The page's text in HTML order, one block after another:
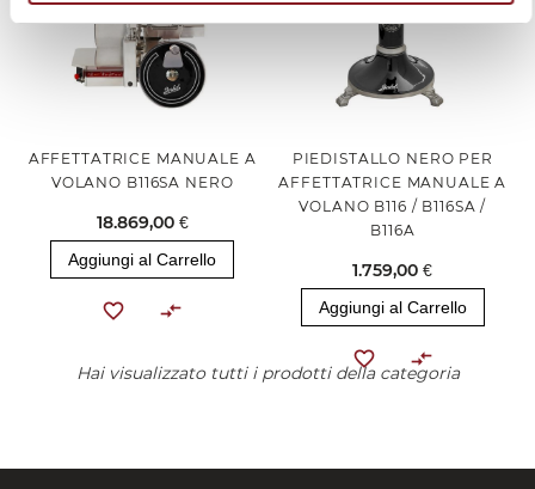
AFFETTATRICE MANUALE A
VOLANO B116SA NERO
18.869,00 €
Aggiungi al Carrello
PIEDISTALLO NERO PER
AFFETTATRICE MANUALE A
VOLANO B116 / B116SA /
B116A
1.759,00 €
Aggiungi al Carrello
Hai visualizzato tutti i prodotti della categoria